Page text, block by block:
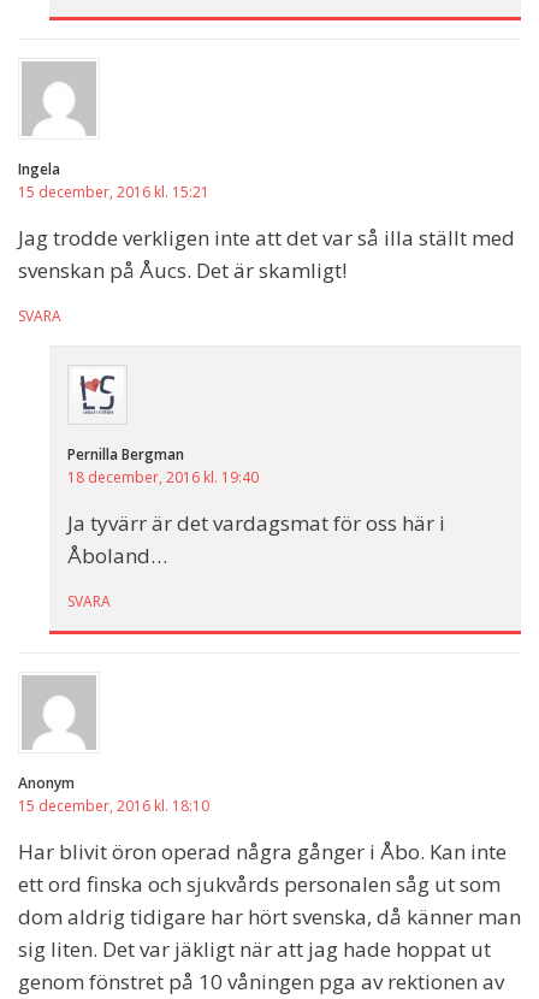
Ingela
15 december, 2016 kl. 15:21
Jag trodde verkligen inte att det var så illa ställt med
svenskan på Åucs. Det är skamligt!
SVARA
Pernilla Bergman
18 december, 2016 kl. 19:40
Ja tyvärr är det vardagsmat för oss här i
Åboland…
SVARA
Anonym
15 december, 2016 kl. 18:10
Har blivit öron operad några gånger i Åbo. Kan inte
ett ord finska och sjukvårds personalen såg ut som
dom aldrig tidigare har hört svenska, då känner man
sig liten. Det var jäkligt när att jag hade hoppat ut
genom fönstret på 10 våningen pga av rektionen av